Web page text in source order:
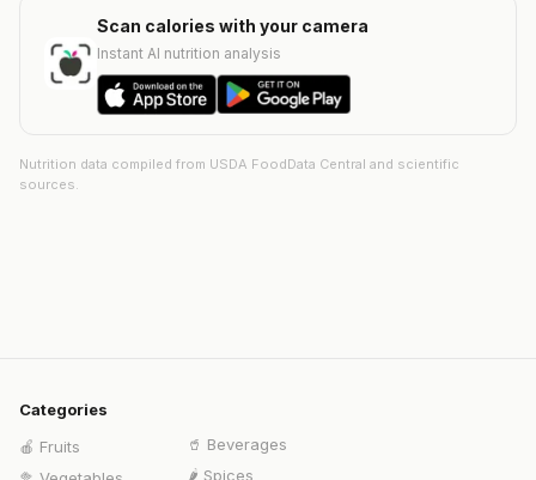
Scan calories with your camera
Instant AI nutrition analysis
Nutrition data compiled from USDA FoodData Central and scientific
sources.
Categories
🍎 Fruits
🥤 Beverages
🌶️ Spices